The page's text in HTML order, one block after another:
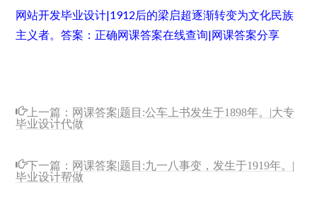
网站开发毕业设计|1912后的梁启超逐渐转变为文化民族
主义者。答案：正确网课答案在线查询|网课答案分享
上一篇： 网课答案|题目:公车上书发生于1898年。|大专
毕业设计代做
下一篇： 网课答案|题目:九一八事变，发生于1919年。|
毕业设计帮做